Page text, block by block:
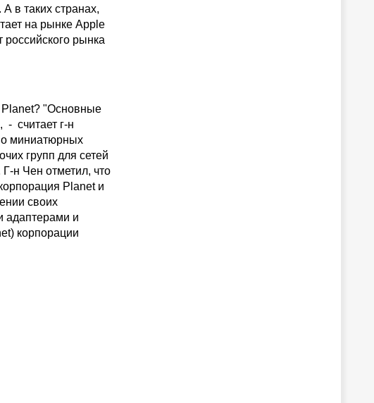
в таких странах,
на рынке Apple
рынка
Planet? "Основные
- считает г-н
миниатюрных
групп для сетей
н Чен отметил, что
Planet и
своих
адаптерами и
корпорации